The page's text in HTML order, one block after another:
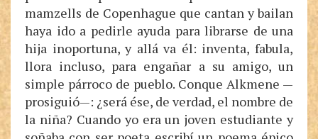
mamzells de Copenhague que cantan y bailan
haya ido a pedirle ayuda para librarse de una
hija inoportuna, y allá va él: inventa, fabula,
llora incluso, para engañar a su amigo, un
simple párroco de pueblo. Conque Alkmene —
prosiguió—: ¿será ése, de verdad, el nombre de
la niña? Cuando yo era un joven estudiante y